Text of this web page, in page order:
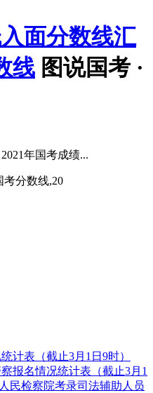
面分数线汇
线 图说国考 ·
年国考成绩...
考分数线,20
计表（截止3月1日9时）
报名情况统计表（截止3月1
民检察院考录司法辅助人员